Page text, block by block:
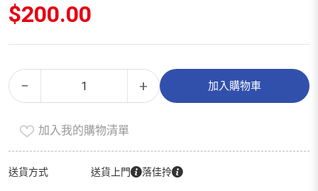
$200.00
−
貓
砂
*
原
+ 加入購物車
Alternative:
加入我的購物清單
送貨方式 送貨上門 落佳拎